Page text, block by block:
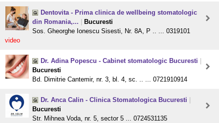
Dentovita - Prima clinica de wellbeing stomatologic
din Romania,...
Bucuresti
Sos. Gheorghe Ionescu Sisesti, Nr. 8A, P .. ... 0319101
video
Dr. Adina Popescu - Cabinet stomatologic Bucuresti
Bucuresti
Bd. Dimitrie Cantemir, nr. 3, bl. 4, sc. .. ... 0721910914
Dr. Anca Calin - Clinica Stomatologica Bucuresti
Bucuresti
Str. Mihnea Voda, nr. 5, sector 5 ... 0724531135